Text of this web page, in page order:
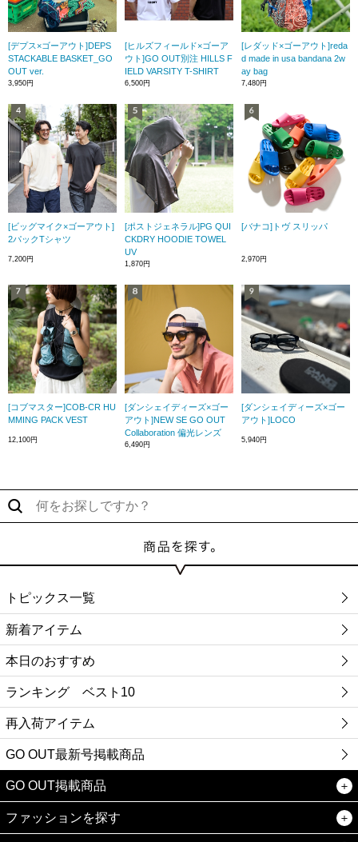
[デプス×ゴーアウト]DEPS
STACKABLE BASKET_GO
OUT ver.
3,950円
[ヒルズフィールド×ゴーア
ウト]GO OUT別注 HILLS F
IELD VARSITY T-SHIRT
6,500円
[レダッド×ゴーアウト]reda
d made in usa bandana 2w
ay bag
7,480円
[ビッグマイク×ゴーアウト]
2パックTシャツ
7,200円
[ポストジェネラル]PG QUI
CKDRY HOODIE TOWEL
UV
1,870円
[バナコ]トヴ スリッパ
2,970円
[コブマスター]COB-CR HU
MMING PACK VEST
12,100円
[ダンシェイディーズ×ゴー
アウト]NEW SE GO OUT
Collaboration 偏光レンズ
6,490円
[ダンシェイディーズ×ゴー
アウト]LOCO
5,940円
トピックス一覧
新着アイテム
本日のおすすめ
ランキング ベスト10
再入荷アイテム
GO OUT最新号掲載商品
GO OUT掲載商品
ファッションを探す